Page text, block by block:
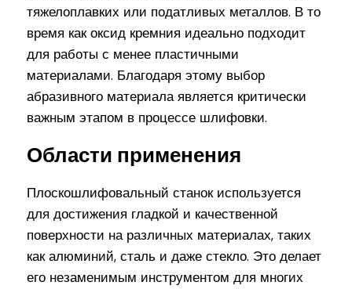
тяжелоплавких или податливых металлов. В то
время как оксид кремния идеально подходит
для работы с менее пластичными
материалами. Благодаря этому выбор
абразивного материала является критически
важным этапом в процессе шлифовки.
Области применения
Плоскошлифовальный станок используется
для достижения гладкой и качественной
поверхности на различных материалах, таких
как алюминий, сталь и даже стекло. Это делает
его незаменимым инструментом для многих